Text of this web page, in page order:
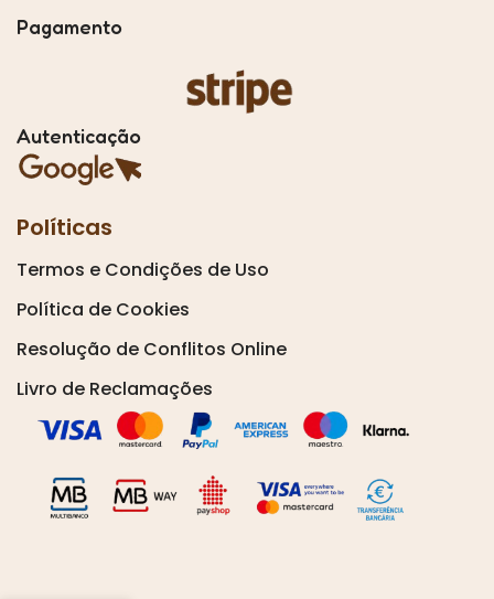
Pagamento
Autenticação
Políticas
Termos e Condições de Uso
Política de Cookies
Resolução de Conflitos Online
Livro de Reclamações